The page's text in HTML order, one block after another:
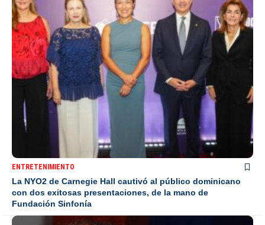
ENTRETENIMIENTO
La NYO2 de Carnegie Hall cautivó al público dominicano
con dos exitosas presentaciones, de la mano de
Fundación Sinfonía